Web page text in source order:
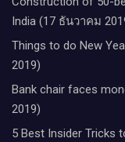
India (17 ธันวาคม
Things to do New
2019)
Bank chair faces
2019)
5 Best Insider Tricks